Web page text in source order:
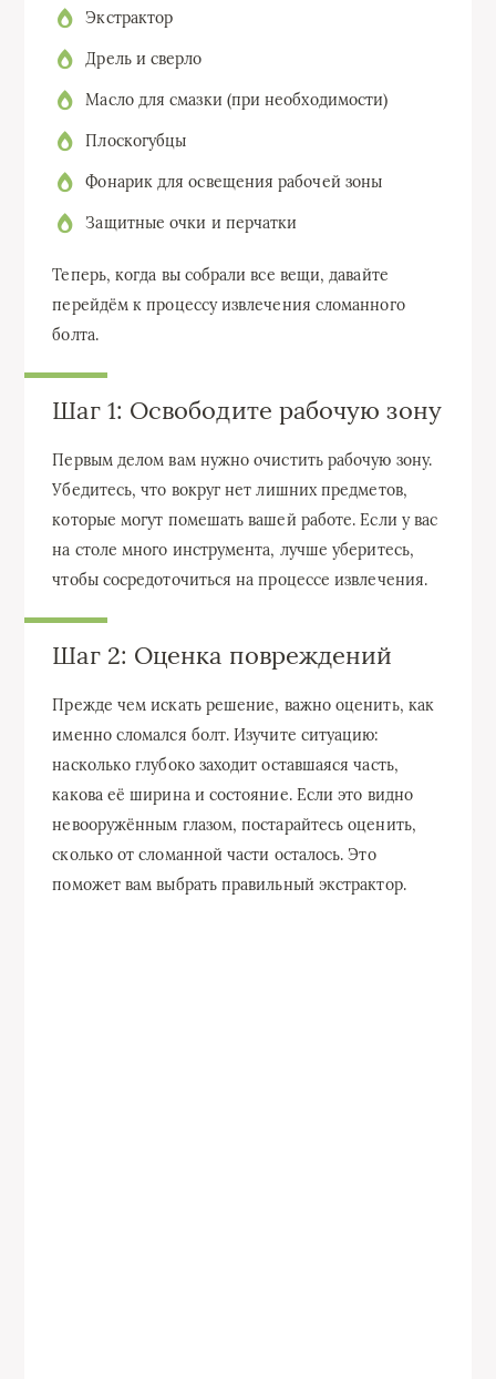
Экстрактор
Дрель и сверло
Масло для смазки (при необходимости)
Плоскогубцы
Фонарик для освещения рабочей зоны
Защитные очки и перчатки
Теперь, когда вы собрали все вещи, давайте
перейдём к процессу извлечения сломанного
болта.
Шаг 1: Освободите рабочую зону
Первым делом вам нужно очистить рабочую зону.
Убедитесь, что вокруг нет лишних предметов,
которые могут помешать вашей работе. Если у вас
на столе много инструмента, лучше уберитесь,
чтобы сосредоточиться на процессе извлечения.
Шаг 2: Оценка повреждений
Прежде чем искать решение, важно оценить, как
именно сломался болт. Изучите ситуацию:
насколько глубоко заходит оставшаяся часть,
какова её ширина и состояние. Если это видно
невооружённым глазом, постарайтесь оценить,
сколько от сломанной части осталось. Это
поможет вам выбрать правильный экстрактор.